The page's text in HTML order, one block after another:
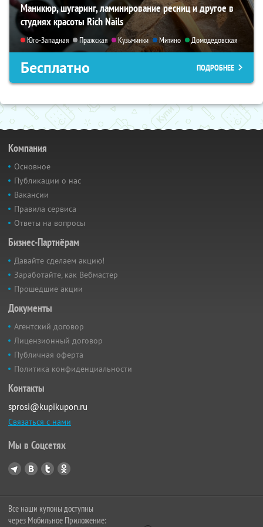
Маникюр, шугаринг, ламинирование ресниц и другое в
студиях красоты Rich Nails
Юго-Западная Пражская Кузьминки Митино Домодедовская
Бесплатно ПОДРОБНЕЕ
Компания
Основное
Публикации о нас
Вакансии
Правила сервиса
Ответы на вопросы
Бизнес-Партнёрам
Давайте сделаем акцию!
Заработайте, как Вебмастер
Прошедшие акции
Документы
Агентский договор
Лицензионный договор
Публичная оферта
Политика конфиденциальности
Контакты
sprosi@kupikupon.ru
Связаться с нами
Мы в Соцсетях
Все наши купоны доступны
через Мобильное Приложение: